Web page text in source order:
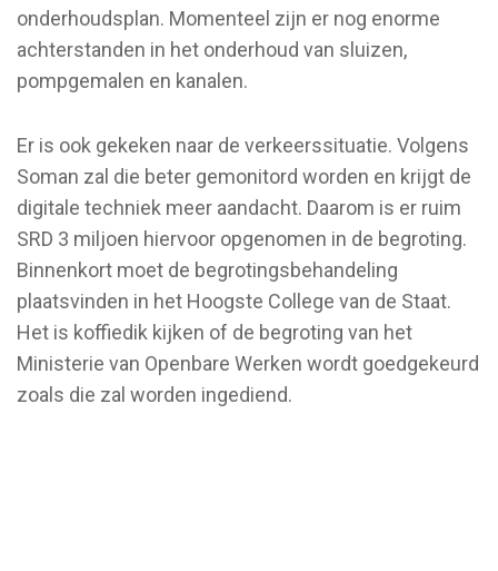
onderhoudsplan. Momenteel zijn er nog enorme
achterstanden in het onderhoud van sluizen,
pompgemalen en kanalen.
Er is ook gekeken naar de verkeerssituatie. Volgens
Soman zal die beter gemonitord worden en krijgt de
digitale techniek meer aandacht. Daarom is er ruim
SRD 3 miljoen hiervoor opgenomen in de begroting.
Binnenkort moet de begrotingsbehandeling
plaatsvinden in het Hoogste College van de Staat.
Het is koffiedik kijken of de begroting van het
Ministerie van Openbare Werken wordt goedgekeurd
zoals die zal worden ingediend.